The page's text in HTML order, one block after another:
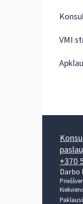
VMI
+370
Darbo